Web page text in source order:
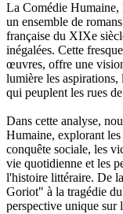
La Comédie
un ensemble de
française du XIXe
inégalées. Cette
œuvres, offre une
lumière les aspirations,
qui peuplent les rues
Dans cette analyse,
Humaine, explorant
conquête sociale, les
vie quotidienne et les
l'histoire littéraire. De
Goriot" à la tragédie
perspective unique sur